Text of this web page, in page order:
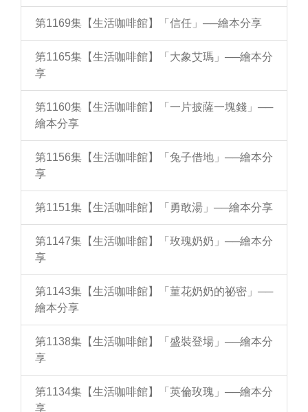
第1169集【生活咖啡館】「信任」──繪本分享
第1165集【生活咖啡館】「大象艾瑪」──繪本分
享
第1160集【生活咖啡館】「一片披薩一塊錢」──
繪本分享
第1156集【生活咖啡館】「兔子借地」──繪本分
享
第1151集【生活咖啡館】「勇敢湯」──繪本分享
第1147集【生活咖啡館】「玫瑰奶奶」──繪本分
享
第1143集【生活咖啡館】「菫花奶奶的祕密」──
繪本分享
第1138集【生活咖啡館】「盛裝登場」──繪本分
享
第1134集【生活咖啡館】「英倫玫瑰」──繪本分
享